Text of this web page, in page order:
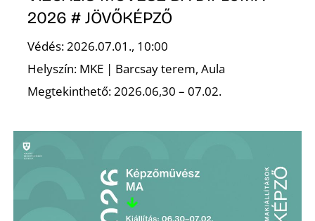
2026 # JÖVŐKÉPZŐ
Védés: 2026.07.01., 10:00
Helyszín: MKE | Barcsay terem, Aula
Megtekinthető: 2026.06,30 – 07.02.